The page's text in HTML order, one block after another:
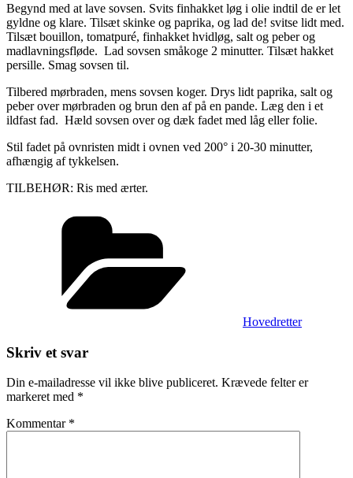
Begynd med at lave sovsen. Svits finhakket løg i olie indtil de er let
gyldne og klare. Tilsæt skinke og paprika, og lad de! svitse lidt med.
Tilsæt bouillon, tomatpuré, finhakket hvidløg, salt og peber og
madlavningsfløde. Lad sovsen småkoge 2 minutter. Tilsæt hakket
persille. Smag sovsen til.
Tilbered mørbraden, mens sovsen koger. Drys lidt paprika, salt og
peber over mørbraden og brun den af på en pande. Læg den i et
ildfast fad. Hæld sovsen over og dæk fadet med låg eller folie.
Stil fadet på ovnristen midt i ovnen ved 200° i 20-30 minutter,
afhængig af tykkelsen.
TILBEHØR: Ris med ærter.
Hovedretter
Skriv et svar
Din e-mailadresse vil ikke blive publiceret. Krævede felter er
markeret med *
Kommentar *